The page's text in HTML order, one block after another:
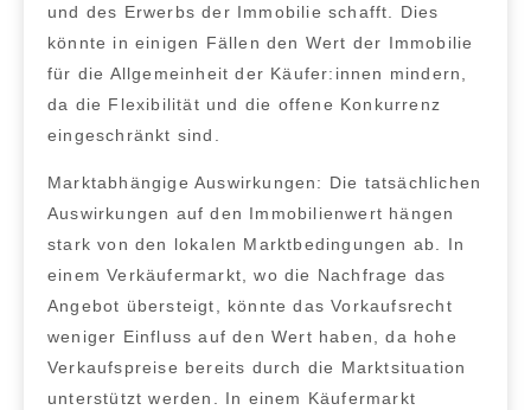
und des Erwerbs der Immobilie schafft. Dies
könnte in einigen Fällen den Wert der Immobilie
für die Allgemeinheit der Käufer:innen mindern
da die Flexibilität und die offene Konkurrenz
eingeschränkt sind.
Marktabhängige Auswirkungen: Die tatsächlichen
Auswirkungen auf den Immobilienwert hängen
stark von den lokalen Marktbedingungen ab. In
einem Verkäufermarkt, wo die Nachfrage das
Angebot übersteigt, könnte das Vorkaufsrecht
weniger Einfluss auf den Wert haben, da hohe
Verkaufspreise bereits durch die Marktsituation
unterstützt werden. In einem Käufermarkt